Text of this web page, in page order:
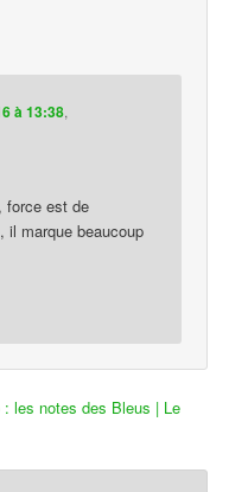
à 13:38,
force est de
il marque beaucoup
les notes des Bleus | Le